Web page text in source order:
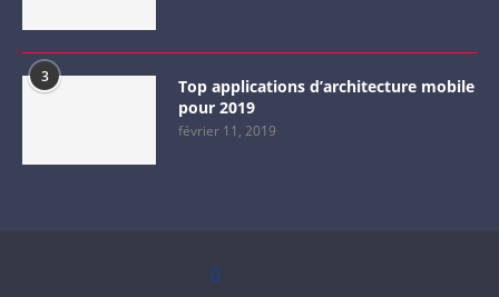
3
Top applications d’architecture mobile
pour 2019
février 11, 2019